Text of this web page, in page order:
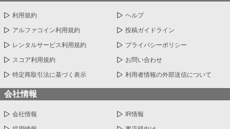
利用規約 ヘルプ
アルファコイン利用規約 投稿ガイドライン
レンタルサービス利用規約 プライバシーポリシー
スコア利用規約 お問い合わせ
特定商取引法に基づく表示 利用者情報の外部送信について
会社情報
会社情報 IR情報